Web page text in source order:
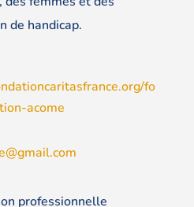
de handicap.
fo
acome
professionnelle